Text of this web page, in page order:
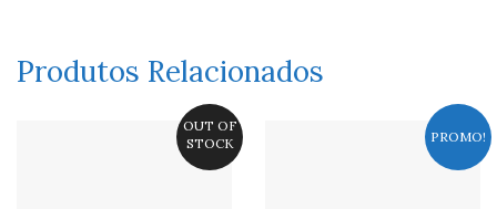
Produtos Relacionados
OUT OF
STOCK
PROMO!